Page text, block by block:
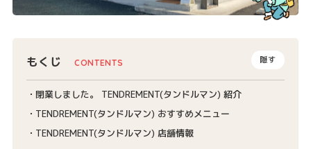
もくじ 隠す
閉業しました。 TENDREMENT(タンドルマン) 紹介
TENDREMENT(タンドルマン) おすすめメニュー
TENDREMENT(タンドルマン) 店舗情報